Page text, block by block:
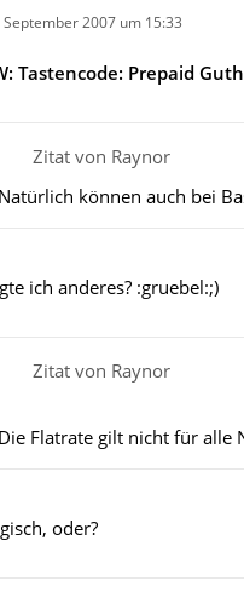
September 2007 um 15:33
Tastencode: Prepaid
Zitat von Raynor
Natürlich können auch bei
ich anderes? :gruebel:;)
Zitat von Raynor
Die Flatrate gilt nicht für alle
oder?